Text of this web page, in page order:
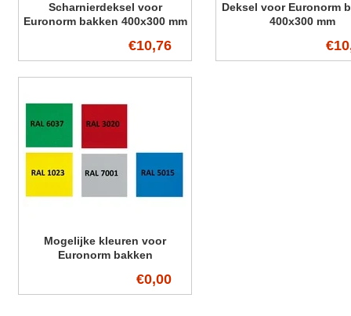
Scharnierdeksel voor
Euronorm bakken 400x300 mm
€10,76
Deksel voor Euronorm
400x300 mm
Mogelijke kleuren voor
Euronorm bakken
€0,00